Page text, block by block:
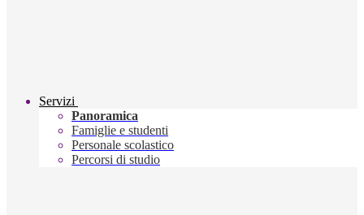
Servizi
Panoramica
Famiglie e studenti
Personale scolastico
Percorsi di studio